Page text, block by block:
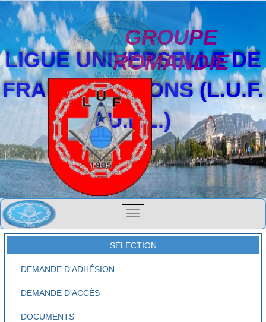
LIGUE UNIVERSELLE DE
FRANCS-MAÇONS (L.U.F.
/ U.F.L.)
GROUPE
ROMANDIE
SÉLECTION
DEMANDE D'ADHÉSION
DEMANDE D'ACCÈS
DOCUMENTS